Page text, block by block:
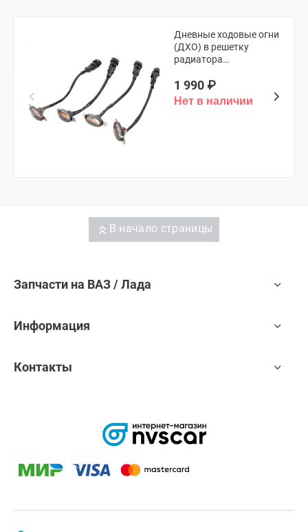
Дневные ходовые огни
(ДХО) в решетку
радиатора
оранжевые)
1 990 ₽
В начало страницы
Запчасти на ВАЗ / Лада
Информация
Контакты